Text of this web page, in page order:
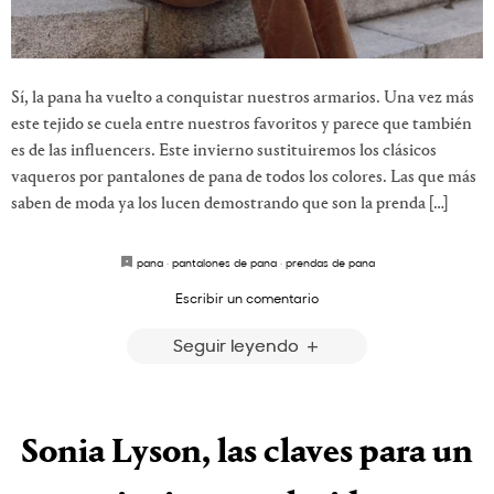
Sí, la pana ha vuelto a conquistar nuestros armarios. Una vez más
este tejido se cuela entre nuestros favoritos y parece que también
es de las influencers. Este invierno sustituiremos los clásicos
vaqueros por pantalones de pana de todos los colores. Las que más
saben de moda ya los lucen demostrando que son la prenda […]
pana· pantalones de pana· prendas de pana
Escribir un comentario
Seguir leyendo
Sonia Lyson, las claves para un